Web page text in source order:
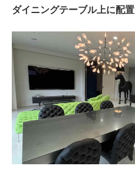
ダイニングテーブル上に配置